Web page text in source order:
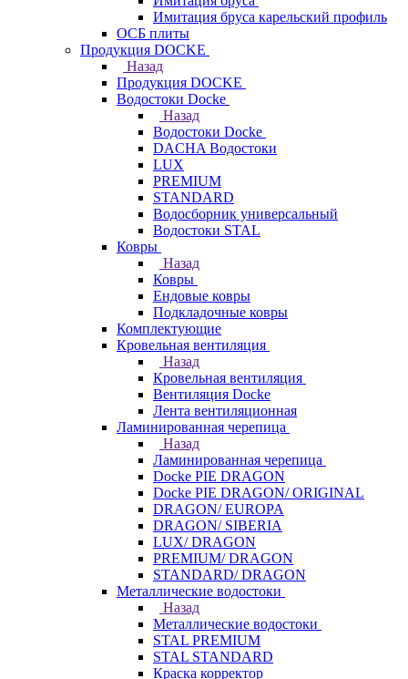
Имитация бруса карельский профиль
ОСБ плиты
Продукция DOCKE
Назад
Продукция DOCKE
Водостоки Docke
Назад
Водостоки Docke
DACHA Водостоки
LUX
PREMIUM
STANDARD
Водосборник универсальный
Водостоки STAL
Ковры
Назад
Ковры
Ендовые ковры
Подкладочные ковры
Комплектующие
Кровельная вентиляция
Назад
Кровельная вентиляция
Вентиляция Docke
Лента вентиляционная
Ламинированная черепица
Назад
Ламинированная черепица
Docke PIE DRAGON
Docke PIE DRAGON/ ORIGINAL
DRAGON/ EUROPA
DRAGON/ SIBERIA
LUX/ DRAGON
PREMIUM/ DRAGON
STANDARD/ DRAGON
Металлические водостоки
Назад
Металлические водостоки
STAL PREMIUM
STAL STANDARD
Краска корректор